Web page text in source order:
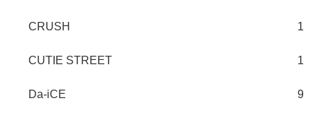
CRUSH 1
CUTIE STREET 1
Da-iCE 9